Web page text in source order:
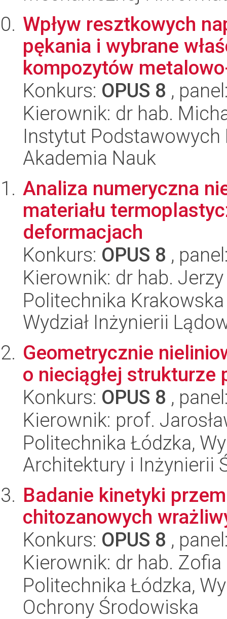
Wpływ resztkowych
pękania i wybrane
kompozytów
Konkurs: OPUS 8 ,
Kierownik: dr hab.
Instytut
Akademia Nauk
Analiza numeryczna
materiału
deformacjach
Konkurs: OPUS 8 ,
Kierownik: dr hab.
Politechnika
Wydział Inżynierii
Geometrycznie
o nieciągłej strukturze
Konkurs: OPUS 8 ,
Kierownik: prof.
Politechnika Łódzka,
Architektury i Inżynierii
Badanie kinetyki
chitozanowych
Konkurs: OPUS 8 ,
Kierownik: dr hab.
Politechnika Łódzka,
Ochrony Środowiska